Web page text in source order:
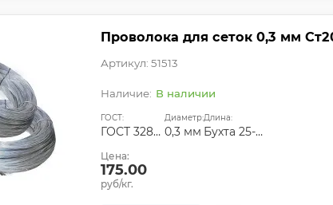
Проволока для сеток 0,3 мм
Артикул: 51513
В наличии
ГОСТ:
ГОСТ 3282-74
Диаметр:
0,3 мм
Длина:
Бухта 25-50 кг
Цена:
175.00
руб/кг.